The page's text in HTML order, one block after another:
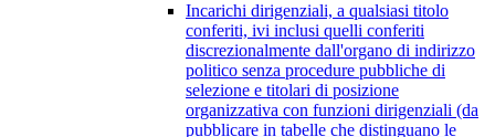
Incarichi dirigenziali, a qualsiasi titolo
conferiti, ivi inclusi quelli conferiti
discrezionalmente dall'organo di indirizzo
politico senza procedure pubbliche di
selezione e titolari di posizione
organizzativa con funzioni dirigenziali (da
pubblicare in tabelle che distinguano le